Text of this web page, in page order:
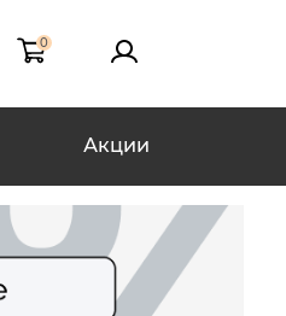
0
Акции